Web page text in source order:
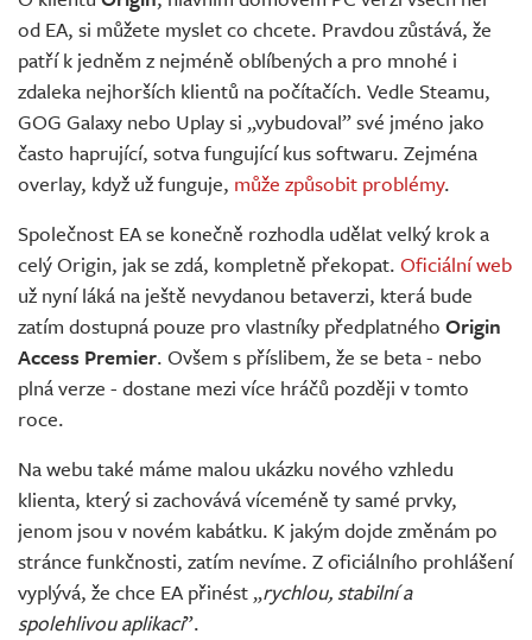
Živě
od EA, si můžete myslet co chcete. Pravdou zůstává, že
patří k jedněm z nejméně oblíbených a pro mnohé i
zdaleka nejhorších klientů na počítačích. Vedle Steamu,
GOG Galaxy nebo Uplay si „vybudoval” své jméno jako
často haprující, sotva fungující kus softwaru. Zejména
overlay, když už funguje, může způsobit problémy.
Společnost EA se konečně rozhodla udělat velký krok a
celý Origin, jak se zdá, kompletně překopat. Oficiální web
už nyní láká na ještě nevydanou betaverzi, která bude
zatím dostupná pouze pro vlastníky předplatného Origin
Access Premier. Ovšem s příslibem, že se beta - nebo
plná verze - dostane mezi více hráčů později v tomto
roce.
Na webu také máme malou ukázku nového vzhledu
klienta, který si zachovává víceméně ty samé prvky,
jenom jsou v novém kabátku. K jakým dojde změnám po
stránce funkčnosti, zatím nevíme. Z oficiálního prohlášení
vyplývá, že chce EA přinést „rychlou, stabilní a
spolehlivou aplikaci”.